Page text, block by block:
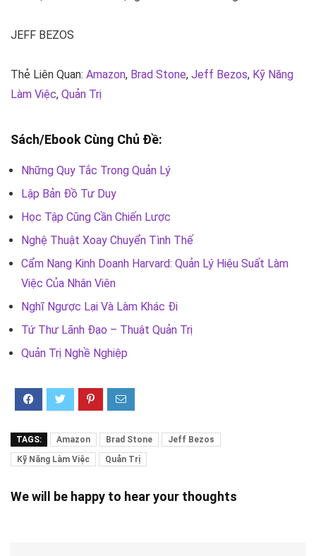
JEFF BEZOS
Thẻ Liên Quan: Amazon, Brad Stone, Jeff Bezos, Kỹ Năng
Làm Việc, Quản Trị
Sách/Ebook Cùng Chủ Đề:
Những Quy Tắc Trong Quản Lý
Lập Bản Đồ Tư Duy
Học Tập Cũng Cần Chiến Lược
Nghệ Thuật Xoay Chuyển Tình Thế
Cẩm Nang Kinh Doanh Harvard: Quản Lý Hiệu Suất Làm
Việc Của Nhân Viên
Nghĩ Ngược Lại Và Làm Khác Đi
Tứ Thư Lãnh Đạo – Thuật Quản Trị
Quản Trị Nghề Nghiệp
TAGS: Amazon Brad Stone
Jeff Bezos
Kỹ Năng Làm Việc
Quản Trị
We will be happy to hear your thoughts